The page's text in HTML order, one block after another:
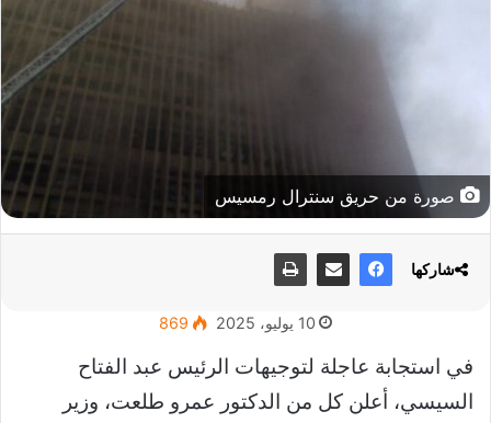
صورة من حريق سنترال رمسيس
10 يوليو، 2025 869
في استجابة عاجلة لتوجيهات الرئيس عبد الفتاح
السيسي، أعلن كل من الدكتور عمرو طلعت، وزير
شاركها